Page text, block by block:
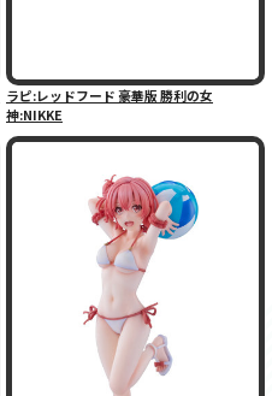
ラピ:レッドフード 豪華版 勝利の女
神:NIKKE